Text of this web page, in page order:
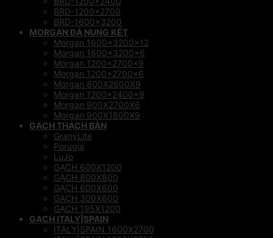
BRD-1200×2700
BRD-1600×3200
MORGAN ĐÁ NUNG KẾT
Morgan 1600x3200x12
Morgan 1600x3200x6
Morgan 1200x2700x9
Morgan 1200x2700x6
Morgan 800X2600X9
Morgan 1200x2400x9
Morgan 900X2700X6
Morgan 900X1800X9
GẠCH THẠCH BÀN
GranyLite
Porugia
LuJo
GẠCH 600X1200
GẠCH 800X800
GẠCH 600X600
GACH 300X600
GẠCH 195X1200
GẠCH ITALY|SPAIN
ITALY|SPAIN 1600X2700